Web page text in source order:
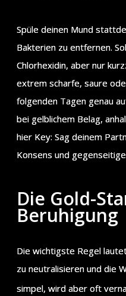
Spüle deinen Mund
Bakterien zu entfernen.
Chlorhexidin, aber nur
extrem scharfe, saure
folgenden Tagen genau
bei gelblichem Belag,
hier Key: Sag deinem
Konsens und
Die Gold-
Beruhigung
Die wichtigste Regel
zu neutralisieren und die
simpel, wird aber oft